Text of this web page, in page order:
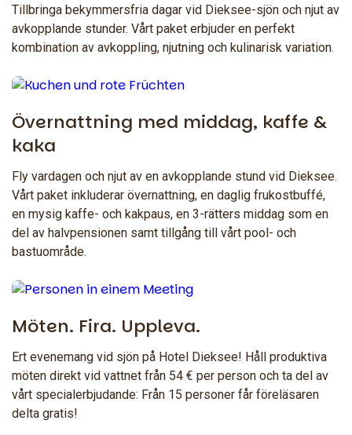
Tillbringa bekymmersfria dagar vid Dieksee-sjön och njut av
avkopplande stunder. Vårt paket erbjuder en perfekt
kombination av avkoppling, njutning och kulinarisk variation.
Övernattning med middag, kaffe &
kaka
Fly vardagen och njut av en avkopplande stund vid Dieksee.
Vårt paket inkluderar övernattning, en daglig frukostbuffé,
en mysig kaffe- och kakpaus, en 3-rätters middag som en
del av halvpensionen samt tillgång till vårt pool- och
bastuområde.
Möten. Fira. Uppleva.
Ert evenemang vid sjön på Hotel Dieksee! Håll produktiva
möten direkt vid vattnet från 54 € per person och ta del av
vårt specialerbjudande: Från 15 personer får föreläsaren
delta gratis!